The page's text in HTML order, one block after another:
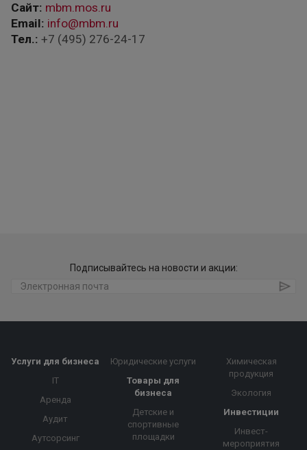
Сайт: mbm.mos.ru
Email: info@mbm.ru
Тел.: +7 (495) 276-24-17
Подписывайтесь на новости и акции:
Услуги для бизнеса
IT
Аренда
Аудит
Аутсорсинг
Юридические услуги
Товары для
бизнеса
Детские и
спортивные
площадки
Химическая
продукция
Экология
Инвестиции
Инвест-
мероприятия